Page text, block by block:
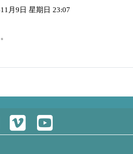
月9日 星期日 23:07